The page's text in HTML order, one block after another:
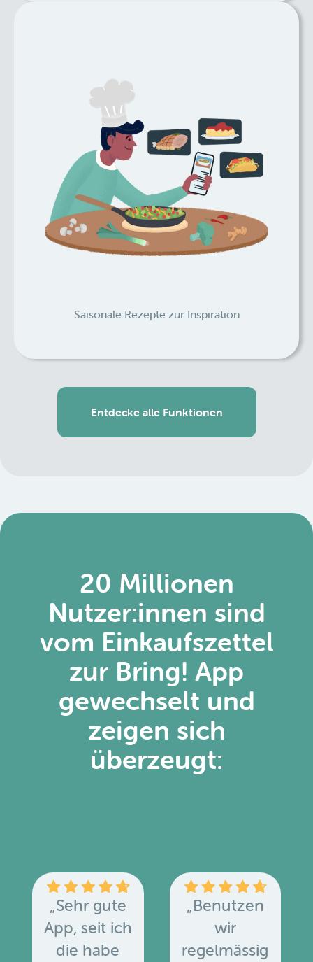
Saisonale Rezepte zur Inspiration
Entdecke alle Funktionen
20 Millionen
Nutzer:innen sind
vom Einkaufszettel
zur Bring! App
gewechselt und
zeigen sich
überzeugt:
„Sehr gute
App, seit ich
die habe
„Benutzen
wir
regelmässig